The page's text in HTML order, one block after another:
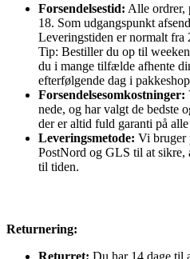
Forsendelsestid: Alle ordrer,
18. Som udgangspunkt
Leveringstiden er normalt fra
Tip: Bestiller du op til
du i mange tilfælde afhente
efterfølgende dag i
Forsendelsesomkostninger:
nede, og har valgt de bedste
der er altid fuld garanti på
Leveringsmetode: Vi bruger
PostNord og GLS til at sikre,
til tiden.
Returnering:
Returret: Du har 14 dage til